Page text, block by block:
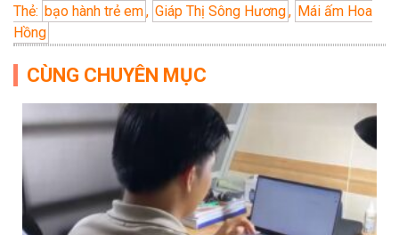
Thẻ: bạo hành trẻ em, Giáp Thị Sông Hương, Mái ấm Hoa
Hồng
CÙNG CHUYÊN MỤC